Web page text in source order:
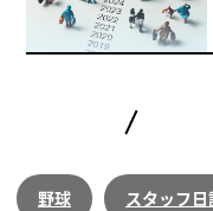
野球 スタッフ日